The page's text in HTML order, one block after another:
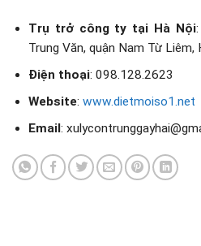
Trụ trở công ty tại Hà Nội:
Trung Văn, quận Nam Từ Liêm,
Điện thoại: 098.128.2623
Website: www.dietmoiso1.net
Email :